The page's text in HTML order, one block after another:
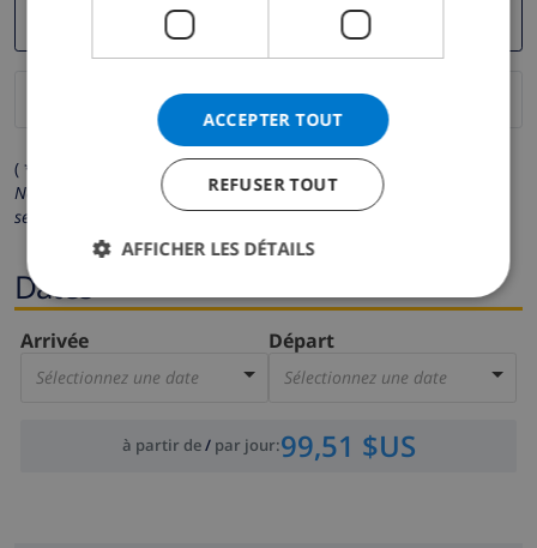
( * Les champs avec un astérisque sont obligatoires )
Nous respectons votre vie privée.Vos données personnelles ne
seront pas communiquées à des tiers.
Dates
Arrivée
Sélectionnez une date
Départ
Sélectionnez une date
à partir de/ par jour:99,51 $US
ACCEPTER TOUT
REFUSER TOUT
AFFICHER LES DÉTAILS